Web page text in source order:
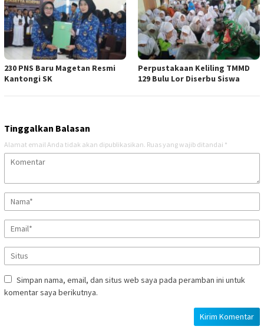
230 PNS Baru Magetan Resmi
Kantongi SK
Perpustakaan Keliling TMMD
129 Bulu Lor Diserbu Siswa
Tinggalkan Balasan
Alamat email Anda tidak akan dipublikasikan. Ruas yang wajib ditandai *
Simpan nama, email, dan situs web saya pada peramban ini untuk
komentar saya berikutnya.